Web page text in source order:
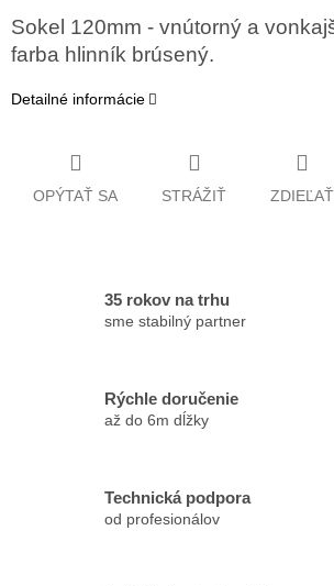
Sokel 120mm - vnútorný a
farba hlinník brúsený.
Detailné informácie
OPÝTAŤ SA STRÁŽIŤ ZDIEĽAŤ
35 rokov na trhu
sme stabilný partner
Rýchle doručenie
až do 6m dĺžky
Technická podpora
od profesionálov